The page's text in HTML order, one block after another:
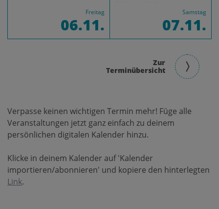
Freitag
06.11.
Samstag
07.11.
Zur
Terminübersicht
Verpasse keinen wichtigen Termin mehr! Füge alle
Veranstaltungen jetzt ganz einfach zu deinem
persönlichen digitalen Kalender hinzu.
Klicke in deinem Kalender auf 'Kalender
importieren/abonnieren' und kopiere den hinterlegten
Link.